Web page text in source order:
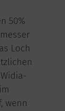
50%
Loch
wenn